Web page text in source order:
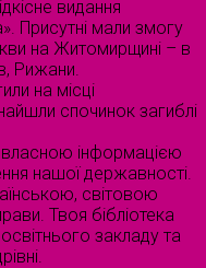
видання
Присутні мали змогу
на Житомирщині – в
Рижани.
на місці
спочинок загиблі
власною інформацією
нашої державності.
світовою
Твоя бібліотека
закладу та